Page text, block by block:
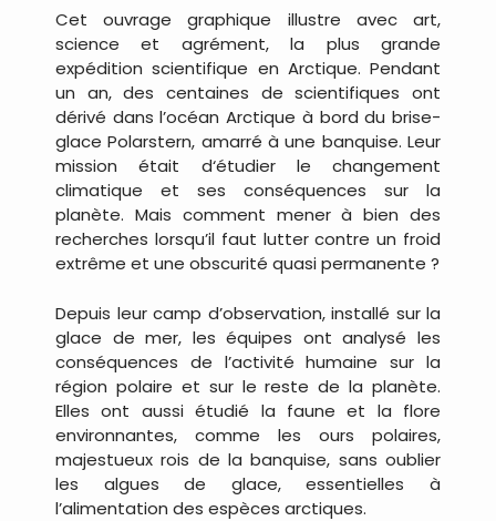
Cet ouvrage graphique illustre avec art,
science et agrément, la plus grande
expédition scientifique en Arctique. Pendant
un an, des centaines de scientifiques ont
dérivé dans l’océan Arctique à bord du brise-
glace Polarstern, amarré à une banquise. Leur
mission était d‘étudier le changement
climatique et ses conséquences sur la
planète. Mais comment mener à bien des
recherches lorsqu’il faut lutter contre un froid
extrême et une obscurité quasi permanente ?
Depuis leur camp d’observation, installé sur la
glace de mer, les équipes ont analysé les
conséquences de l’activité humaine sur la
région polaire et sur le reste de la planète.
Elles ont aussi étudié la faune et la flore
environnantes, comme les ours polaires,
majestueux rois de la banquise, sans oublier
les algues de glace, essentielles à
l’alimentation des espèces arctiques.